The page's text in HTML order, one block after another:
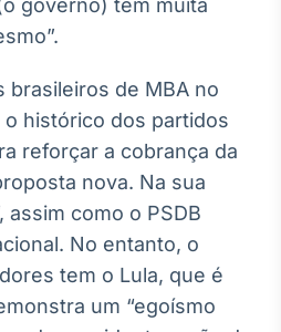
Fundos
analisar fundos
de investimento
IA
Em breve
governo) tem muita
brasileiros de MBA no
histórico dos partidos
reforçar a cobrança da
nova. Na sua
assim como o PSDB
No entanto, o
tem o Lula, que é
um “egoísmo